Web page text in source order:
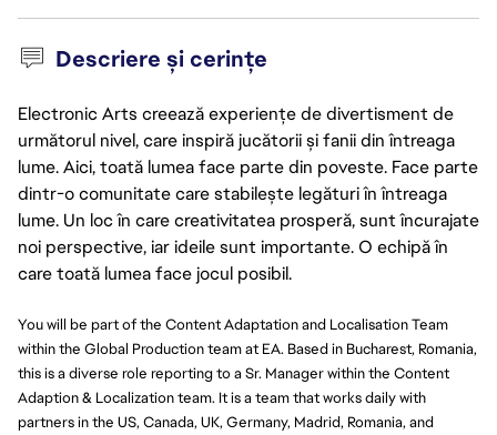
Descriere și cerințe
Electronic Arts creează experiențe de divertisment de
următorul nivel, care inspiră jucătorii și fanii din întreaga
lume. Aici, toată lumea face parte din poveste. Face parte
dintr-o comunitate care stabilește legături în întreaga
lume. Un loc în care creativitatea prosperă, sunt încurajate
noi perspective, iar ideile sunt importante. O echipă în
care toată lumea face jocul posibil.
You will be part of the Content Adaptation and Localisation Team
within the Global Production team at EA. Based in Bucharest, Romania,
this is a diverse role reporting to a Sr. Manager within the Content
Adaption & Localization team. It is a team that works daily with
partners in the US, Canada, UK, Germany, Madrid, Romania, and